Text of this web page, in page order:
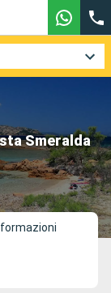
Smeralda